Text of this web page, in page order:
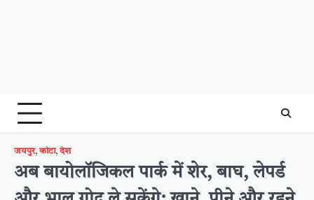
जयपुर, कोटा, देश
अब बायोलॉजिकल पार्क में शेर, बाघ, लेपर्ड